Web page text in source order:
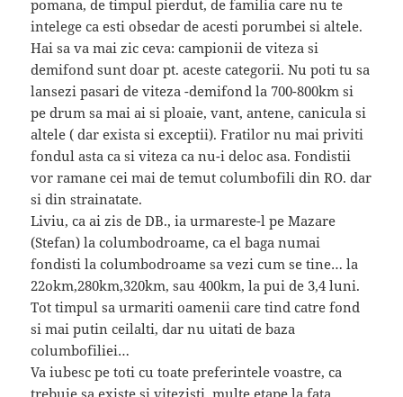
pomana, de timpul pierdut, de familia care nu te
intelege ca esti obsedar de acesti porumbei si altele.
Hai sa va mai zic ceva: campionii de viteza si
demifond sunt doar pt. aceste categorii. Nu poti tu sa
lansezi pasari de viteza -demifond la 700-800km si
pe drum sa mai ai si ploaie, vant, antene, canicula si
altele ( dar exista si exceptii). Fratilor nu mai priviti
fondul asta ca si viteza ca nu-i deloc asa. Fondistii
vor ramane cei mai de temut columbofili din RO. dar
si din strainatate.
Liviu, ca ai zis de DB., ia urmareste-l pe Mazare
(Stefan) la columbodroame, ca el baga numai
fondisti la columbodroame sa vezi cum se tine… la
22okm,280km,320km, sau 400km, la pui de 3,4 luni.
Tot timpul sa urmariti oamenii care tind catre fond
si mai putin ceilalti, dar nu uitati de baza
columbofiliei…
Va iubesc pe toti cu toate preferintele voastre, ca